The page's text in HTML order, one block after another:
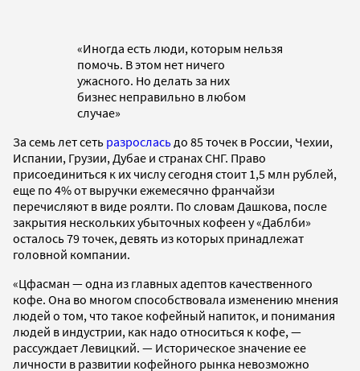
«Иногда есть люди, которым нельзя
помочь. В этом нет ничего
ужасного. Но делать за них
бизнес неправильно в любом
случае»
За семь лет сеть разросласьдо 85 точек в России, Чехии,
Испании, Грузии, Дубае и странах СНГ. Право
присоединиться к их числу сегодня стоит 1,5 млн рублей,
еще по 4% от выручки ежемесячно франчайзи
перечисляют в виде роялти. По словам Дашкова, после
закрытия нескольких убыточных кофеен у «Даблби»
осталось 79 точек, девять из которых принадлежат
головной компании.
«Цфасман — одна из главных адептов качественного
кофе. Она во многом способствовала изменению мнения
людей о том, что такое кофейный напиток, и понимания
людей в индустрии, как надо относиться к кофе, —
рассуждает Левицкий. — Историческое значение ее
личности в развитии кофейного рынка невозможно